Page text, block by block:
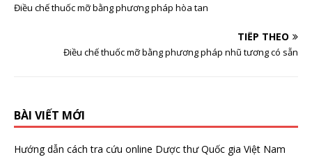
Điều chế thuốc mỡ bằng phương pháp hòa tan
TIẾP THEO
Điều chế thuốc mỡ bằng phương pháp nhũ tương có sẵn
BÀI VIẾT MỚI
Hướng dẫn cách tra cứu online Dược thư Quốc gia Việt Nam